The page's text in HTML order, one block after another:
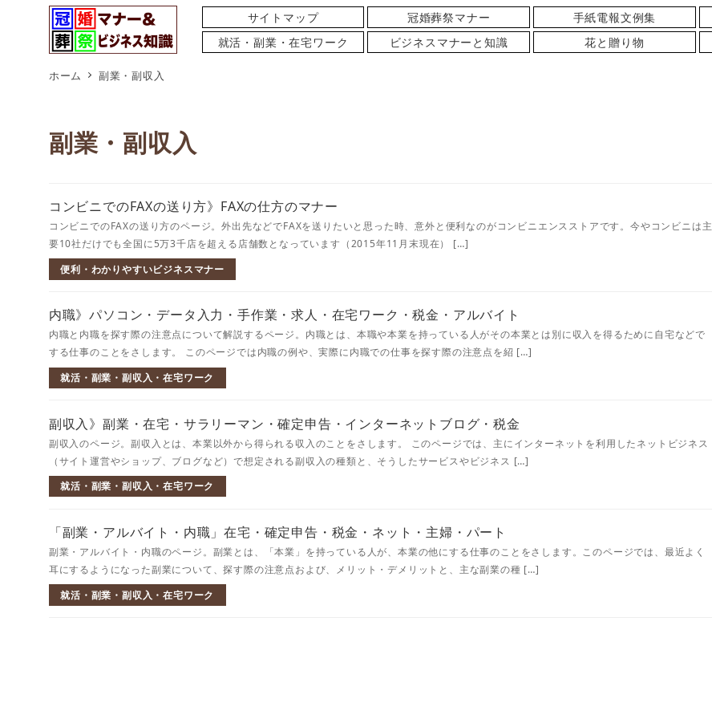
サイトマップ 冠婚葬祭マナー 手紙電報文例集
就活・副業・在宅ワーク
ビジネスマナーと知識 花と贈り物
ホーム 副業・副収入
副業・副収入
コンビニでのFAXの送り方》FAXの仕方のマナー
コンビニでのFAXの送り方のページ。外出先などでFAXを送りたいと思った時、意外と便利なのがコンビニエンスストアです。今やコンビニは主
要10社だけでも全国に5万3千店を超える店舗数となっています（2015年11月末現在） […]
便利・わかりやすいビジネスマナー
内職》パソコン・データ入力・手作業・求人・在宅ワーク・税金・アルバイト
内職と内職を探す際の注意点について解説するページ。内職とは、本職や本業を持っている人がその本業とは別に収入を得るために自宅などで
する仕事のことをさします。 このページでは内職の例や、実際に内職での仕事を探す際の注意点を紹 […]
就活・副業・副収入・在宅ワーク
副収入》副業・在宅・サラリーマン・確定申告・インターネットブログ・税金
副収入のページ。副収入とは、本業以外から得られる収入のことをさします。 このページでは、主にインターネットを利用したネットビジネス
（サイト運営やショップ、ブログなど）で想定される副収入の種類と、そうしたサービスやビジネス […]
就活・副業・副収入・在宅ワーク
「副業・アルバイト・内職」在宅・確定申告・税金・ネット・主婦・パート
副業・アルバイト・内職のページ。副業とは、「本業」を持っている人が、本業の他にする仕事のことをさします。このページでは、最近よく
耳にするようになった副業について、探す際の注意点および、メリット・デメリットと、主な副業の種 […]
就活・副業・副収入・在宅ワーク